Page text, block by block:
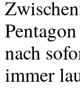
nach
immer